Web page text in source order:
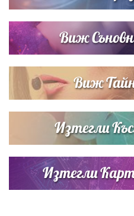
Виж
Виж
Изтегли
Изтегли